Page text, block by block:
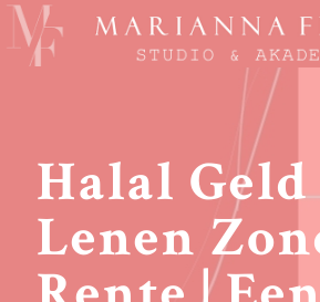
Halal Geld
Lenen